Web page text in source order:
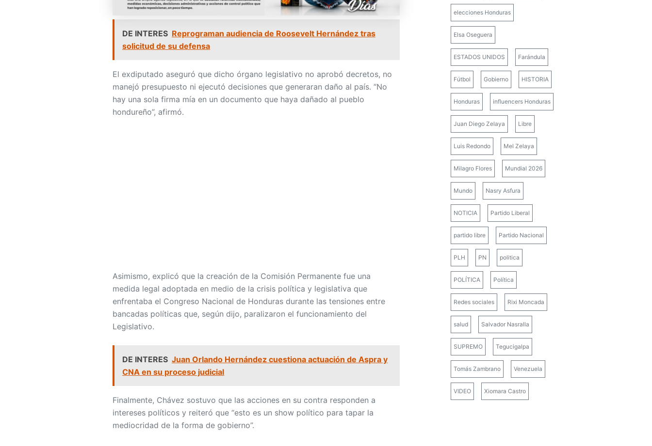
DE INTERES Reprograman audiencia de Roosevelt Hernández tras
solicitud de su defensa
El exdiputado aseguró que dicho órgano legislativo no aprobó decretos, no
manejó presupuesto ni ejecutó decisiones que generaran daño al país. “No
hay una sola firma mía en un documento que haya dañado al pueblo
hondureño”, afirmó.
Asimismo, explicó que la creación de la Comisión Permanente fue una
medida legal adoptada en medio de la crisis política y legislativa que
enfrentaba el Congreso Nacional de Honduras durante las tensiones entre
bancadas políticas que, según dijo, paralizaron el funcionamiento del
Legislativo.
DE INTERES Juan Orlando Hernández cuestiona actuación de Aspra y
CNA en su proceso judicial
Finalmente, Chávez sostuvo que las acciones en su contra responden a
intereses políticos y reiteró que “esto es un show político para tapar la
mediocridad de la forma de gobierno”.
elecciones Honduras
Elsa Oseguera
ESTADOS UNIDOS Farándula
Fútbol Gobierno HISTORIA
Honduras influencers Honduras
Juan Diego Zelaya Libre
Luis Redondo Mel Zelaya
Milagro Flores Mundial 2026
Mundo Nasry Asfura
NOTICIA Partido Liberal
partido libre Partido Nacional
PLH PN politica
POLÍTICA Política
Redes sociales Rixi Moncada
salud Salvador Nasralla
SUPREMO Tegucigalpa
Tomás Zambrano Venezuela
VIDEO Xiomara Castro